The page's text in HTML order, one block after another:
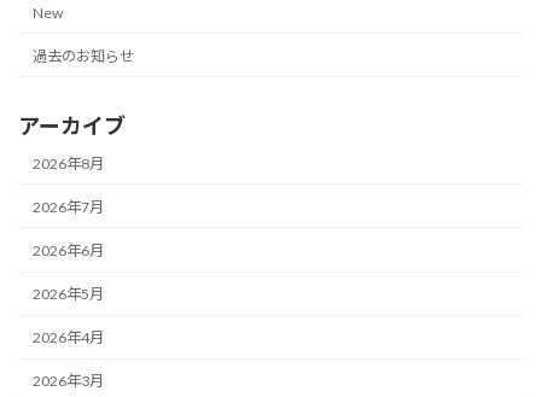
New
過去のお知らせ
アーカイブ
2026年8月
2026年7月
2026年6月
2026年5月
2026年4月
2026年3月